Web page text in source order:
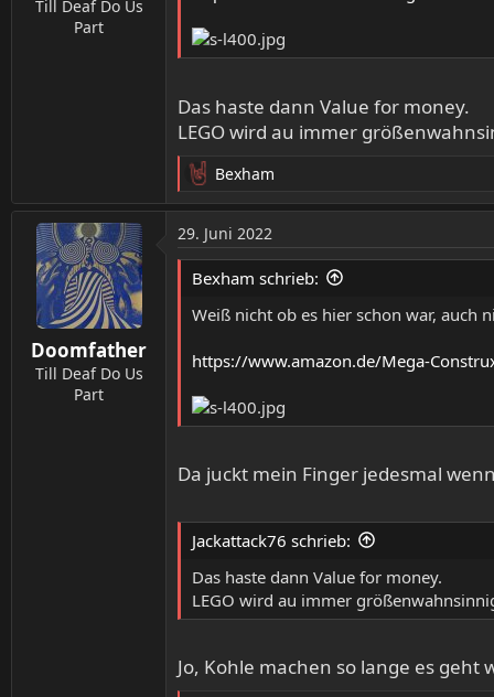
Till Deaf Do Us
Part
Das haste dann Value for money.
LEGO wird au immer
R
e
a
k
t
o
n
Bexham
Doomfather
Till Deaf Do Us
Part
29. Juni 2022
Bexham schrieb:
Weiß nicht ob es hier schon war, auch
https://www.amazon.de/Mega-
Da juckt mein Finger jedesmal
Jackattack76 schrieb:
Das haste dann Value for money.
LEGO wird au immer
Jo, Kohle machen so lange es